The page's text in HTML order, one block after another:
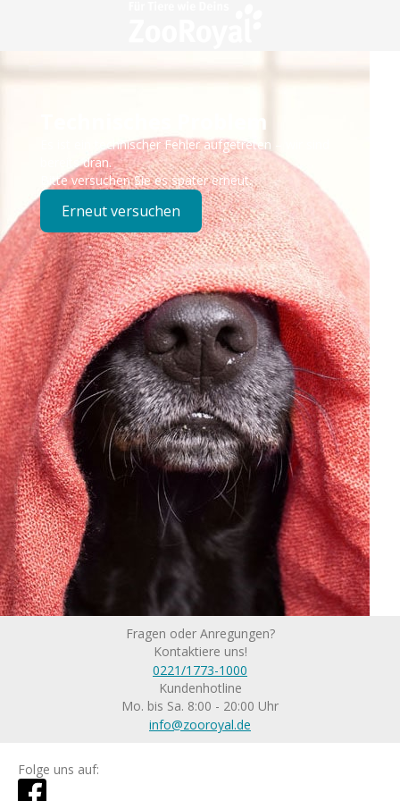
Technisches Problem
Es ist ein technischer Fehler aufgetreten – wir sind
bereits dran.
Bitte versuchen Sie es später erneut.
Erneut versuchen
Fragen oder Anregungen?
Kontaktiere uns!
0221/1773-1000
Kundenhotline
Mo. bis Sa. 8:00 - 20:00 Uhr
info@zooroyal.de
Folge uns auf: